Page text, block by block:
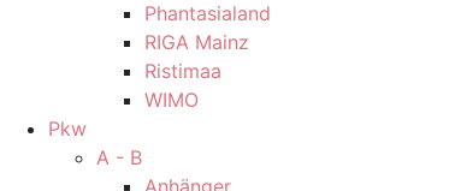
Phantasialand
RIGA Mainz
Ristimaa
WIMO
Pkw
A - B
Anhänger